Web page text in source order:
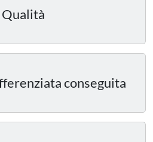
conseguita